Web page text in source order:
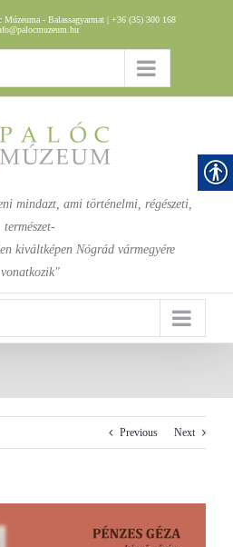
- Balassagyarmat | +36 (35) 300 168
mindazt, ami történelmi, régészeti,
természet-
kiváltképen Nógrád vármegyére
vonatkozik"
Previous Next